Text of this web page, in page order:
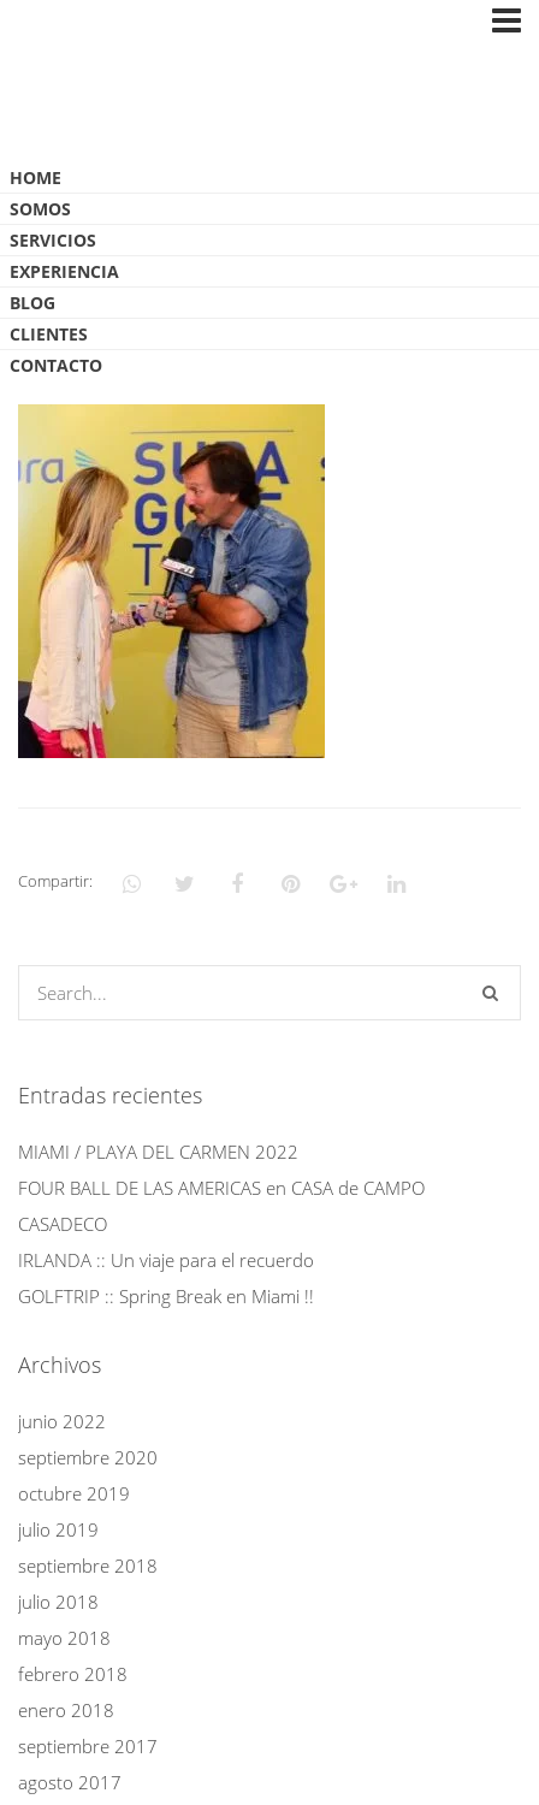
HOME
SOMOS
SERVICIOS
EXPERIENCIA
BLOG
CLIENTES
CONTACTO
ESPNSURA
9 JULIO, 2017
Compartir:
Entradas recientes
MIAMI / PLAYA DEL CARMEN 2022
FOUR BALL DE LAS AMERICAS en CASA de CAMPO
CASADECO
IRLANDA :: Un viaje para el recuerdo
GOLFTRIP :: Spring Break en Miami !!
Archivos
junio 2022
septiembre 2020
octubre 2019
julio 2019
septiembre 2018
julio 2018
mayo 2018
febrero 2018
enero 2018
septiembre 2017
agosto 2017